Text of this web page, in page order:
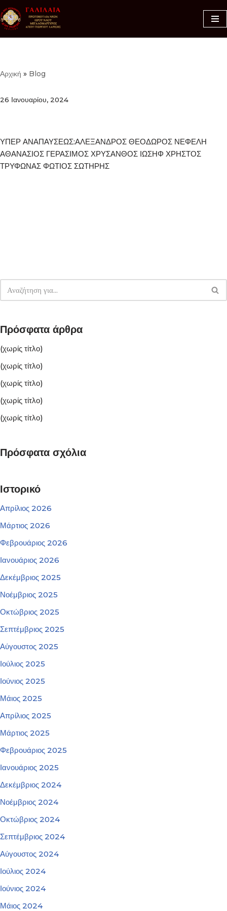
Μεταπηδήστε
στο
Αρχική » Blog
26 Ιανουαρίου, 2024
ΥΠΕΡ ΑΝΑΠΑΥΣΕΩΣ:ΑΛΕΞΑΝΔΡΟΣ ΘΕΟΔΩΡΟΣ ΝΕΦΕΛΗ
ΑΘΑΝΑΣΙΟΣ ΓΕΡΑΣΙΜΟΣ ΧΡΥΣΑΝΘΟΣ ΙΩΣΗΦ ΧΡΗΣΤΟΣ
ΤΡΥΦΩΝΑΣ ΦΩΤΙΟΣ ΣΩΤΗΡΗΣ
Πρόσφατα άρθρα
(χωρίς τίτλο)
(χωρίς τίτλο)
(χωρίς τίτλο)
(χωρίς τίτλο)
(χωρίς τίτλο)
Πρόσφατα σχόλια
Ιστορικό
Απρίλιος 2026
Μάρτιος 2026
Φεβρουάριος 2026
Ιανουάριος 2026
Δεκέμβριος 2025
Νοέμβριος 2025
Οκτώβριος 2025
Σεπτέμβριος 2025
Αύγουστος 2025
Ιούλιος 2025
Ιούνιος 2025
Μάιος 2025
Απρίλιος 2025
Μάρτιος 2025
Φεβρουάριος 2025
Ιανουάριος 2025
Δεκέμβριος 2024
Νοέμβριος 2024
Οκτώβριος 2024
Σεπτέμβριος 2024
Αύγουστος 2024
Ιούλιος 2024
Ιούνιος 2024
Μάιος 2024